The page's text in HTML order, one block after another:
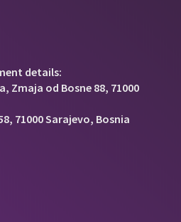
details:
Zmaja od Bosne 88, 71000
71000 Sarajevo, Bosnia